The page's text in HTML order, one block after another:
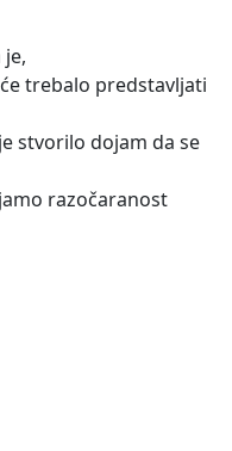
trebalo predstavljati
stvorilo dojam da se
razočaranost
političkih poena